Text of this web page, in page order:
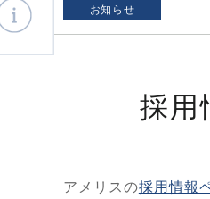
お知らせ
採用
アメリスの採用情報